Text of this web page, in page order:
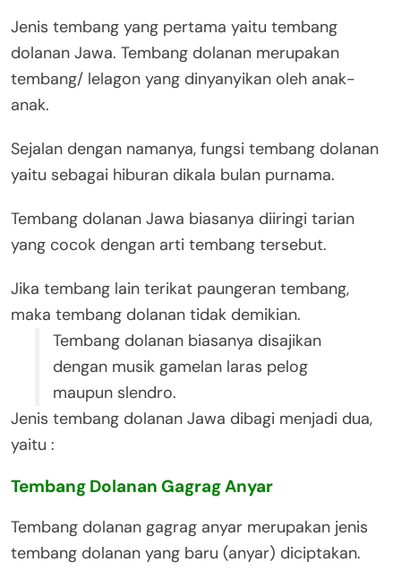
Jenis tembang yang pertama yaitu tembang
dolanan Jawa. Tembang dolanan merupakan
tembang/ lelagon yang dinyanyikan oleh anak-
anak.
Sejalan dengan namanya, fungsi tembang dolanan
yaitu sebagai hiburan dikala bulan purnama.
Tembang dolanan Jawa biasanya diiringi tarian
yang cocok dengan arti tembang tersebut.
Jika tembang lain terikat paungeran tembang,
maka tembang dolanan tidak demikian.
Tembang dolanan biasanya disajikan
dengan musik gamelan laras pelog
maupun slendro.
Jenis tembang dolanan Jawa dibagi menjadi dua,
yaitu :
Tembang Dolanan Gagrag Anyar
Tembang dolanan gagrag anyar merupakan jenis
tembang dolanan yang baru (anyar) diciptakan.